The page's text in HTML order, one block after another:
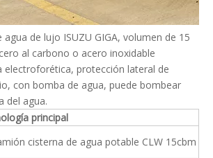
agua de lujo ISUZU GIGA, volumen de 15
al carbono o acero inoxidable
electroforética, protección lateral de
con bomba de agua, puede bombear
del agua.
principal
cisterna de agua potable CLW 15cbm